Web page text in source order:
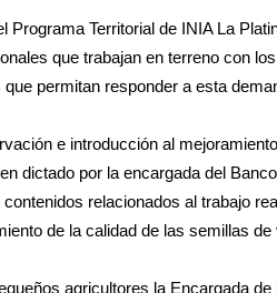
Programa Territorial de INIA La
que trabajan en terreno con
permitan responder a esta
e introducción al
dictado por la encargada del
relacionados al trabajo
de la calidad de las semillas
agricultores la Encargada